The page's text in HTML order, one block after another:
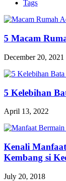
Tags
5 Macam
December 20, 2021
5 Kelebihan
April 13, 2022
Kenali
Kembang si
July 20, 2018